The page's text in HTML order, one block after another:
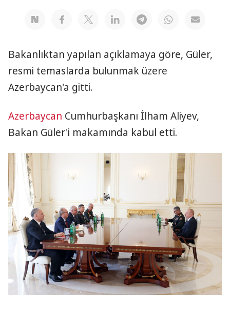
Bakanlıktan yapılan açıklamaya göre, Güler,
resmi temaslarda bulunmak üzere
Azerbaycan'a gitti.
Azerbaycan Cumhurbaşkanı İlham Aliyev,
Bakan Güler'i makamında kabul etti.